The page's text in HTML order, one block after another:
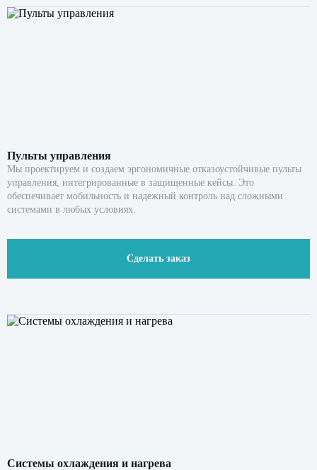
Пульты управления
Мы проектируем и создаем эргономичные отказоустойчивые пульты
управления, интегрированные в защищенные кейсы. Это
обеспечивает мобильность и надежный контроль над сложными
системами в любых условиях.
Сделать заказ
Системы охлаждения и нагрева
ознакомление сполитикой обработки персональных данных